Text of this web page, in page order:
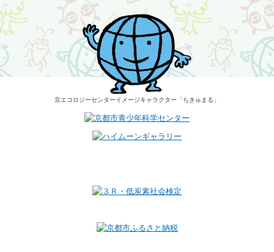
京エコロジーセンターイメージキャラクター 「ちきゅまる」